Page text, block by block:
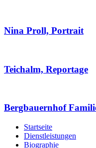
Nina Proll, Portrait
Teichalm, Reportage
Bergbauernhof
Startseite
Dienstleistungen
Biographie